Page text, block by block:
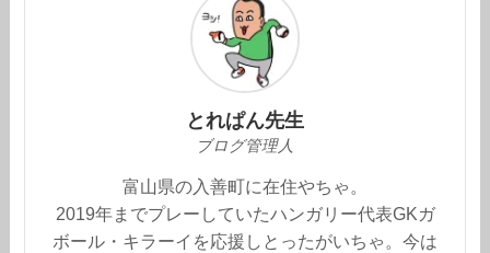
とれぱん先生
ブログ管理人
富山県の入善町に在住やちゃ。
2019年までプレーしていたハンガリー代表GKガ
ボール・キラーイを応援しとったがいちゃ。今は